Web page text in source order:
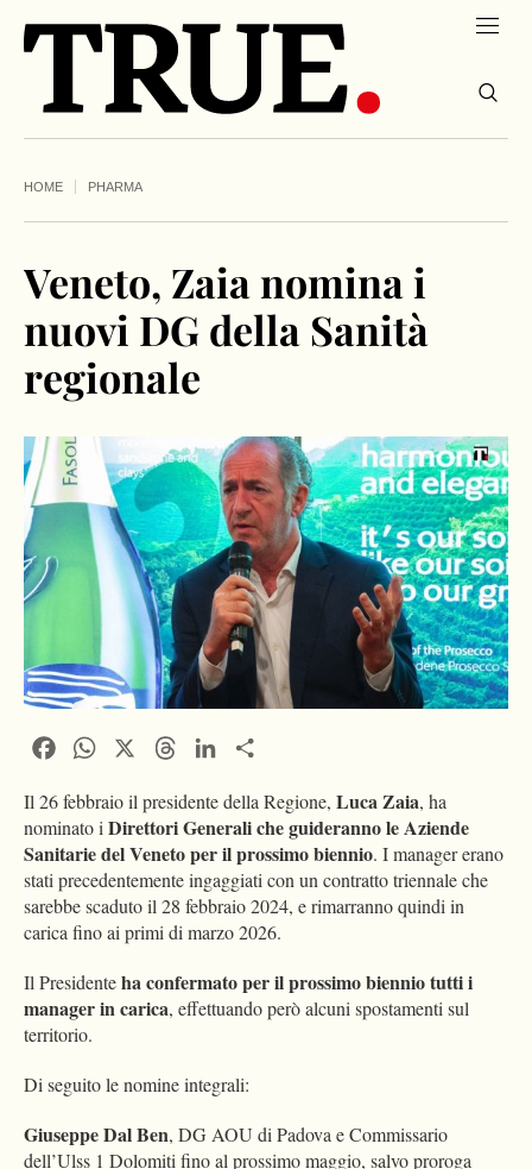
HOME PHARMA
Veneto, Zaia nomina i
nuovi DG della Sanità
regionale
FacebookWhatsApp ThreadsLinkedIn
Il 26 febbraio il presidente della Regione, Luca Zaia, ha
nominato iDirettori Generali che guideranno le Aziende
Sanitarie del Veneto per il prossimo biennio. I manager erano
stati precedentemente ingaggiati con un contratto triennale che
sarebbe scaduto il 28 febbraio 2024, e rimarranno quindi in
carica fino ai primi di marzo 2026.
Il Presidenteha confermato per il prossimo biennio tutti i
manager in carica, effettuando però alcuni spostamenti sul
territorio.
Di seguito le nomine integrali:
Giuseppe Dal Ben, DG AOU di Padova e Commissario
dell’Ulss 1 Dolomiti fino al prossimo maggio, salvo proroga